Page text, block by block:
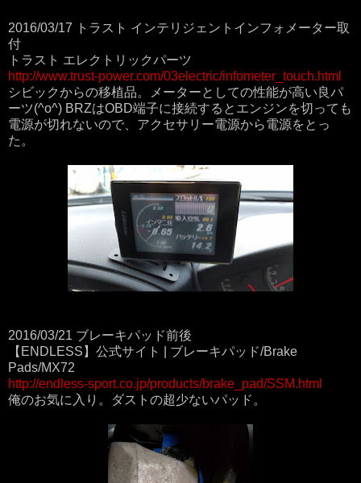
2016/03/17 トラスト インテリジェントインフォメーター取
付
トラスト エレクトリックパーツ
http://www.trust-power.com/03electric/infometer_touch.html
シビックからの移植品。メーターとしての性能が高い良パ
ーツ(^o^) BRZはOBD端子に接続するとエンジンを切っても
電源が切れないので、アクセサリー電源から電源をとっ
た。
2016/03/21 ブレーキパッド前後
【ENDLESS】公式サイト | ブレーキパッド/Brake
Pads/MX72
http://endless-sport.co.jp/products/brake_pad/SSM.html
俺のお気に入り。ダストの超少ないパッド。